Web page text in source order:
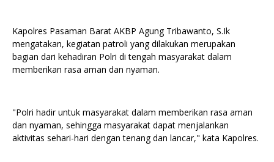
Kapolres Pasaman Barat AKBP Agung Tribawanto, S.Ik
mengatakan, kegiatan patroli yang dilakukan merupakan
bagian dari kehadiran Polri di tengah masyarakat dalam
memberikan rasa aman dan nyaman.
"Polri hadir untuk masyarakat dalam memberikan rasa aman
dan nyaman, sehingga masyarakat dapat menjalankan
aktivitas sehari-hari dengan tenang dan lancar," kata Kapolres.